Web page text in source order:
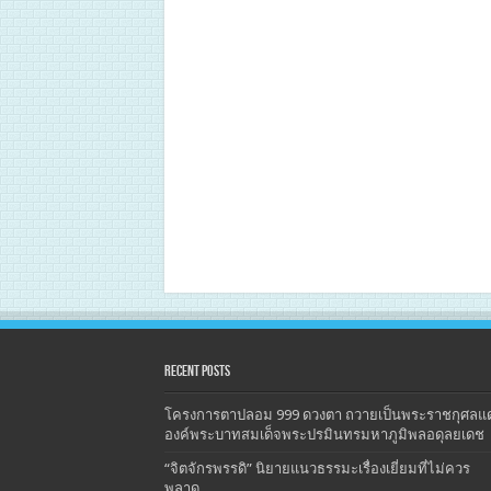
Recent Posts
โครงการตาปลอม 999 ดวงตา ถวายเป็นพระราชกุศลแ
องค์พระบาทสมเด็จพระปรมินทรมหาภูมิพลอดุลยเดช
“จิตจักรพรรดิ” นิยายแนวธรรมะเรื่องเยี่ยมที่ไม่ควร